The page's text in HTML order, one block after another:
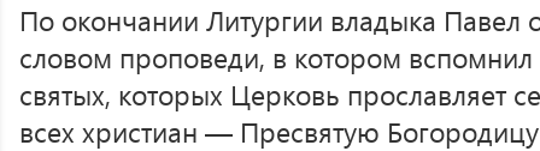
По окончании Литургии владыка
словом проповеди, в котором
святых, которых Церковь прославляет
всех христиан — Пресвятую